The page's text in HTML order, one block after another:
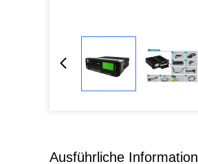
Ausführliche Information